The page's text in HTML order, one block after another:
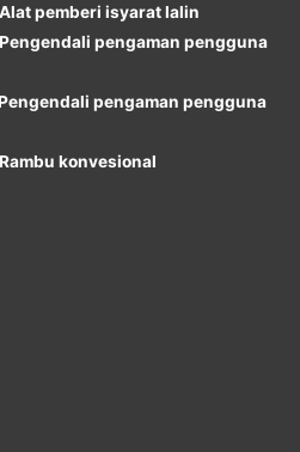
pemberi isyarat lalin
pengaman pengguna
pengaman pengguna
konvesional